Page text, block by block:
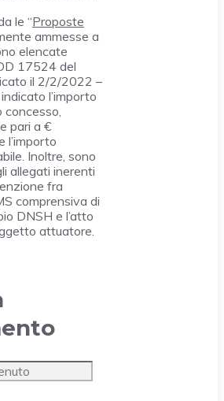
le “Proposte
ammesse a
elencate
17524 del
il 2/2/2022 –
l’importo
concesso,
pari a €
l’importo
Inoltre, sono
allegati inerenti
fra
comprensiva di
DNSH e l’atto
attuatore.